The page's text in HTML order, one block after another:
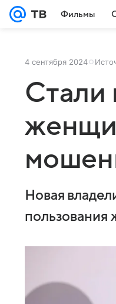
Фильмы
4 сентября 2024
Стали
Новая
пользования